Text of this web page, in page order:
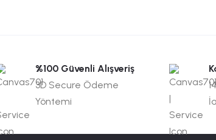
%100 Güvenli Alışveriş
3D Secure Ödeme
Yöntemi